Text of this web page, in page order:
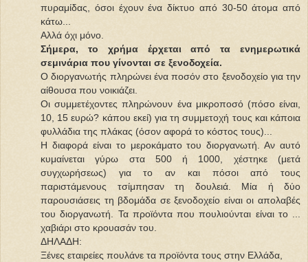
πυραμίδας, όσοι έχουν ένα δίκτυο από 30-50 άτομα από
κάτω...
Αλλά όχι μόνο.
Σήμερα, το χρήμα έρχεται από τα ενημερωτικά
σεμινάρια που γίνονται σε ξενοδοχεία.
Ο διοργανωτής πληρώνει ένα ποσόν στο ξενοδοχείο για την
αίθουσα που νοικιάζει.
Οι συμμετέχοντες πληρώνουν ένα μικροποσό (πόσο είναι,
10, 15 ευρώ? κάπου εκεί) για τη συμμετοχή τους και κάποια
φυλλάδια της πλάκας (όσον αφορά το κόστος τους)...
Η διαφορά είναι το μεροκάματο του διοργανωτή. Αν αυτό
κυμαίνεται γύρω στα 500 ή 1000, χέστηκε (μετά
συγχωρήσεως) για το αν και πόσοι από τους
παριστάμενους τσίμπησαν τη δουλειά. Μία ή δύο
παρουσιάσεις τη βδομάδα σε ξενοδοχείο είναι οι απολαβές
του διοργανωτή. Τα προϊόντα που πουλιούνται είναι το ...
χαβιάρι στο κρουασάν του.
ΔΗΛΑΔΗ:
Ξένες εταιρείες πουλάνε τα προϊόντα τους στην Ελλάδα,